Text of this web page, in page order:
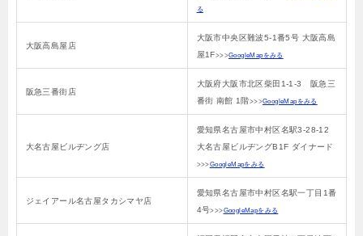
る
大阪高島屋店
大阪市中央区難波5-1番5号 大阪高島
屋1F>>>GoogleMapをみる
阪急三番街店
大阪府大阪市北区柴田1-1-3 阪急三
番街 南館 1階>>>GoogleMapをみる
大名古屋ビルヂング店
愛知県名古屋市中村区名駅3-28-12
大名古屋ビルヂングB1F ダイナード
>>>GoogleMapをみる
ジェイアール名古屋タカシマヤ店
愛知県名古屋市中村区名駅一丁目1番
4号>>>GoogleMapをみる